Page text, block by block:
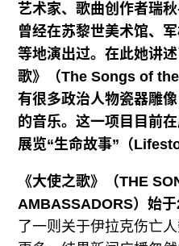
关注我们
艺术家、歌曲创作者瑞
曾经在苏黎世美术馆、
等地演出过。在此她讲
歌》（The Songs of
有很多政治人物瓷器雕
的音乐。这一项目目前
展览“生命故事”（
《大使之歌》（THE
AMBASSADORS）始于
了一则关于伊拉克伤亡